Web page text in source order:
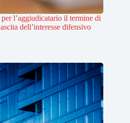
l’aggiudicatario il termine di
dell’interesse difensivo